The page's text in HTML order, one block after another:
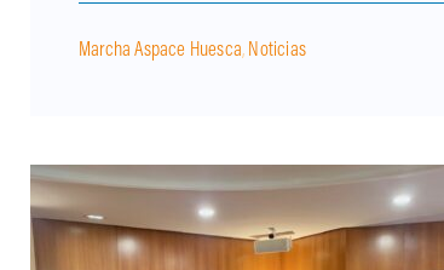
Marcha Aspace Huesca, Noticias